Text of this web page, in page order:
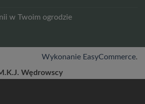
w Twoim ogrodzie
Wykonanie EasyCommerce.
Wędrowscy